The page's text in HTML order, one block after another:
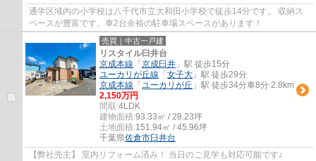
通学区域内の小学校は八千代市立大和田小学校で徒歩14分です。 収納ス
ペースが豊富です。車2台余裕の駐車場スペースがあります！
売買｜中古一戸建
リスタイル臼井台
京成本線 「 京成臼井 」駅 徒歩15分
ユーカリが丘線 「 女子大 」駅 徒歩29分
京成本線 「 ユーカリが丘 」駅 徒歩34分車8分 2.8km
2,150万円
間取:4LDK
建物面積:93.33㎡ / 28.23坪
土地面積:151.94㎡ / 45.96坪
千葉県佐倉市臼井台
【弊社売主】 室内リフォーム済み！ 当日のご見学も対応可能です♪